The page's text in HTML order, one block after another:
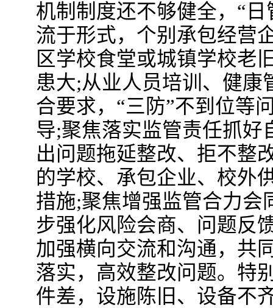
机制制度还不够健全，“
流于形式，个别承包经营
区学校食堂或城镇学校老
患大;从业人员培训、健
合要求，“三防”不到位等
导;聚焦落实监管责任抓好
出问题拖延整改、拒不整
的学校、承包企业、校外
措施;聚焦增强监管合力会
步强化风险会商、问题反
加强横向交流和沟通，共
落实，高效整改问题。特
件差，设施陈旧、设备不